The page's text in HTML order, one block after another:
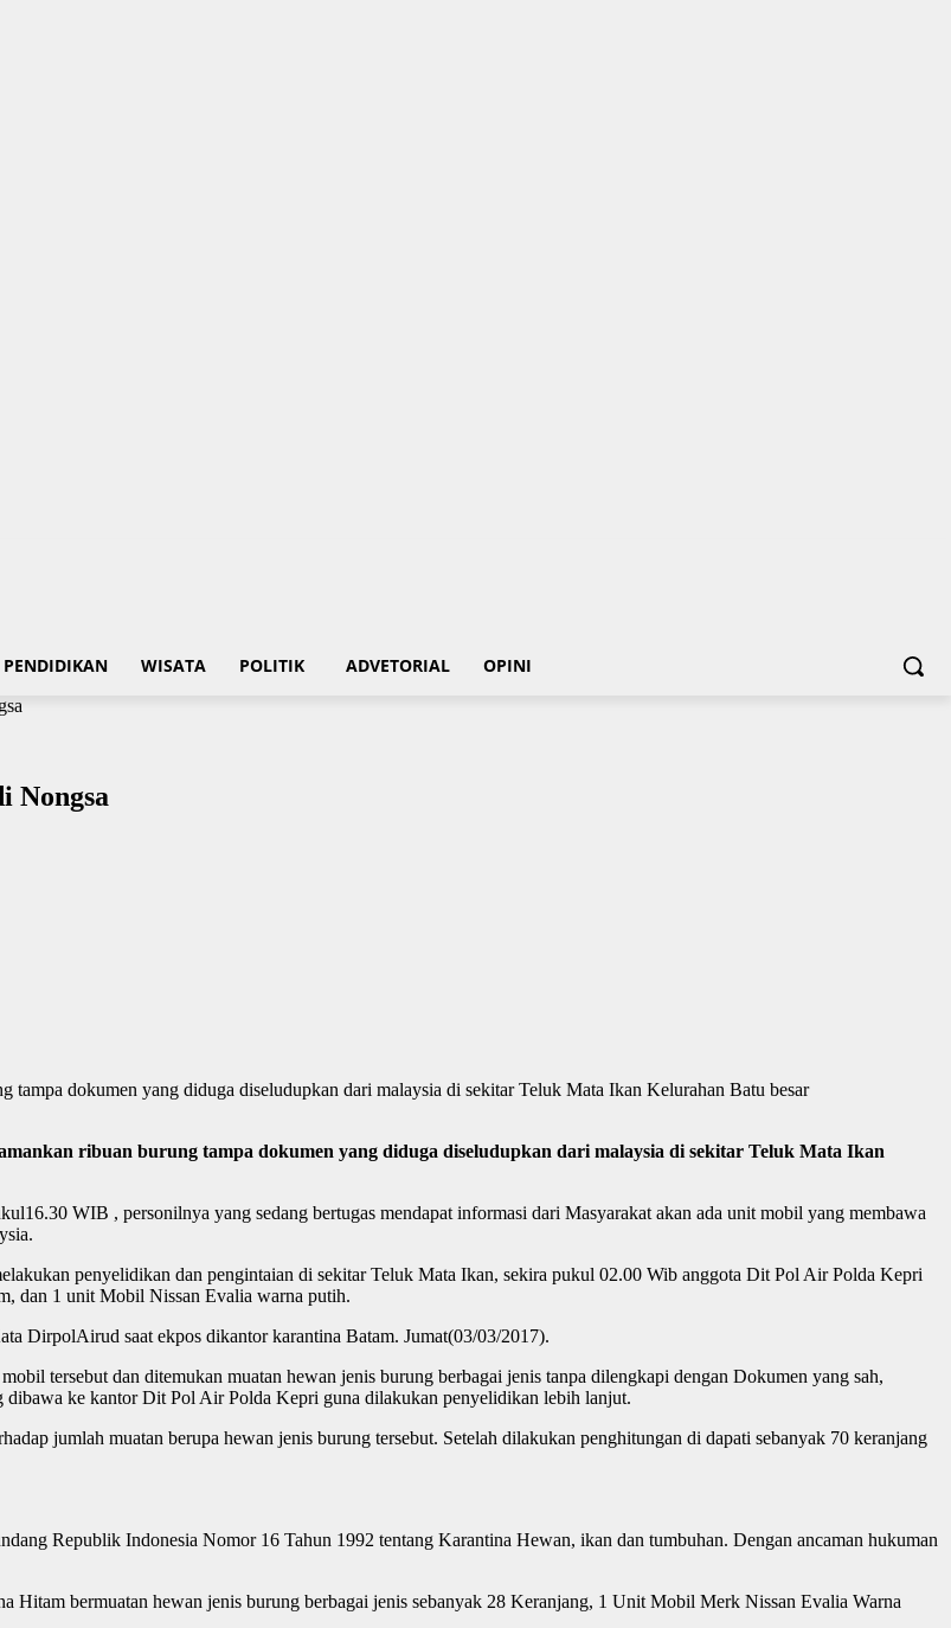
PENDIDIKAN WISATA POLITIK ADVETORIAL OPINI
Nongsa
dokumen yang diduga diseludupkan dari malaysia di sekitar Teluk Mata Ikan Kelurahan Batu besar
ribuan burung tampa dokumen yang diduga diseludupkan dari malaysia di sekitar Teluk Mata Ikan
WIB , personilnya yang sedang bertugas mendapat informasi dari Masyarakat akan ada unit mobil yang membawa
penyelidikan dan pengintaian di sekitar Teluk Mata Ikan, sekira pukul 02.00 Wib anggota Dit Pol Air Polda Kepri
dan 1 unit Mobil Nissan Evalia warna putih.
DirpolAirud saat ekpos dikantor karantina Batam. Jumat(03/03/2017).
tersebut dan ditemukan muatan hewan jenis burung berbagai jenis tanpa dilengkapi dengan Dokumen yang sah,
dibawa ke kantor Dit Pol Air Polda Kepri guna dilakukan penyelidikan lebih lanjut.
jumlah muatan berupa hewan jenis burung tersebut. Setelah dilakukan penghitungan di dapati sebanyak 70 keranjang
Republik Indonesia Nomor 16 Tahun 1992 tentang Karantina Hewan, ikan dan tumbuhan. Dengan ancaman hukuman
bermuatan hewan jenis burung berbagai jenis sebanyak 28 Keranjang, 1 Unit Mobil Merk Nissan Evalia Warna